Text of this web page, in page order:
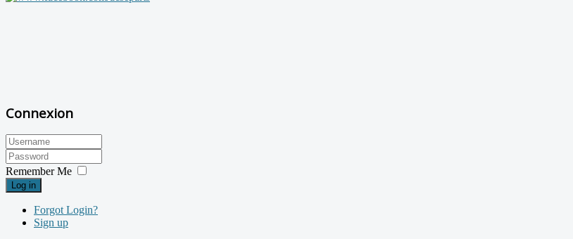
Connexion
Remember Me
Log in
Forgot Login?
Sign up